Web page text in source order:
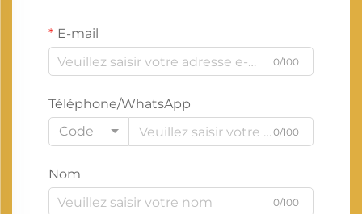
E-mail
0/100
Téléphone/WhatsApp
Code
0/100
Nom
0/100